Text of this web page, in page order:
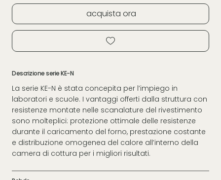
acquista ora
Descrizione serie KE-N
La serie KE-N è stata concepita per l’impiego in
laboratori e scuole. I vantaggi offerti dalla struttura con
resistenze montate nelle scanalature del rivestimento
sono molteplici: protezione ottimale delle resistenze
durante il caricamento del forno, prestazione costante
e distribuzione omogenea del calore all’interno della
camera di cottura per i migliori risultati.